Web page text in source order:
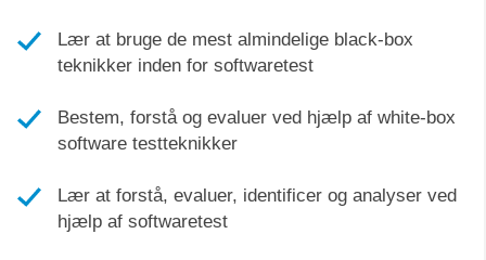
Lær at bruge de mest almindelige black-box
teknikker inden for softwaretest
Bestem, forstå og evaluer ved hjælp af white-box
software testteknikker
Lær at forstå, evaluer, identificer og analyser ved
hjælp af softwaretest